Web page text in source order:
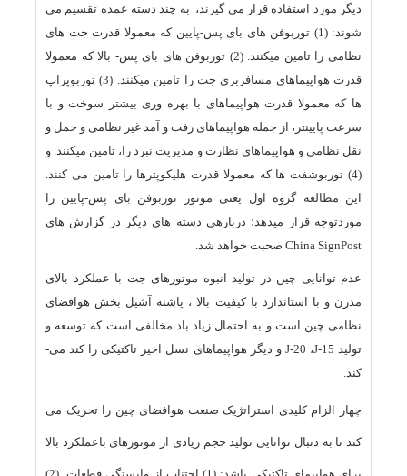
دیگر مورد استفاده قرار می گیرند، به چند دسته عمده تقسیم می
شوند: (1) توربوفن های بای پس-پایین که معمولا قدرت جت های
نظامی را تامین می­کنند. (2) توربوفن های بای پس- بالا که معمولا
قدرت هواپیماهای مسافربری جت را تامین می­کنند. (3) توربوپراپ
ها که معمولا قدرت هواپیماهای با بهره وری بیشتر سوخت و با
سرعت پایین­تر، از جمله هواپیماهای رفت و آمد غیر نظامی و حمل و
نقل نظامی و هواپیماهای نظارت و مدیریت نبرد را، تامین می­کنند. و
(4) توربوشفت ها که معمولا قدرت هلیکوپترها را تامین می کنند.
این مطالعه گروه اول یعنی موتور توربوفن بای پس-پایین را
موردتوجه قرار می­دهد؛ درباره­ی دسته های دیگر در گزارش های
China SignPost صحبت خواهد شد.
عدم توانایی چین در تولید انبوه موتورهای جت با عملکرد بالای
مدرن و با استاندارد با کیفیت بالا ، پاشنه آشیل بخش هوافضای
نظامی چین است و به احتمال زیاد باد مخالفی است که توسعه و
تولید J-15، J-20 و دیگر هواپیماهای نسل اخیر تاکتیکی را کند می­
کند.
چهار الزام کلیدی استراتژیک صنعت هوافضای چین را تحریک می
کند تا به دنبال توانایی تولید حجم زیادی از موتورهای باعملکرد بالا